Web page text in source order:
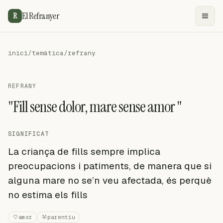
R El Refranyer
inici/temàtica/refrany
REFRANY
"Fill sense dolor, mare sense amor "
SIGNIFICAT
La criança de fills sempre implica
preocupacions i patiments, de manera que si
alguna mare no se’n veu afectada, és perquè
no estima els fills
amor parentiu